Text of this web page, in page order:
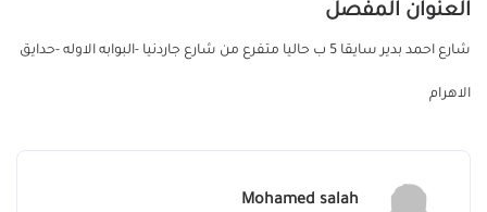
العنوان المفصل
شارع احمد بدير سايقا 5 ب حاليا متفرع من شارع جاردنيا -البوابه الاوله -حدايق
الاهرام
Mohamed salah